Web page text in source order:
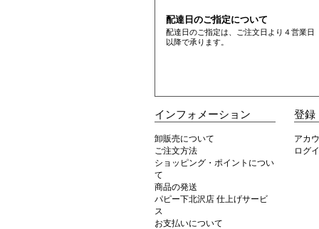
配達日のご指定について
配達日のご指定は、ご注文日より４営業日
以降で承ります。
インフォメーション
卸販売について
ご注文方法
ショッピング・ポイントについ
て
商品の発送
パピー下北沢店 仕上げサービ
ス
お支払いについて
登録
アカ
ログ